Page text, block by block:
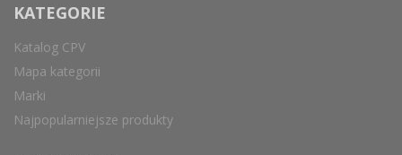
KATEGORIE
Katalog CPV
Mapa kategorii
Marki
Najpopularniejsze produkty